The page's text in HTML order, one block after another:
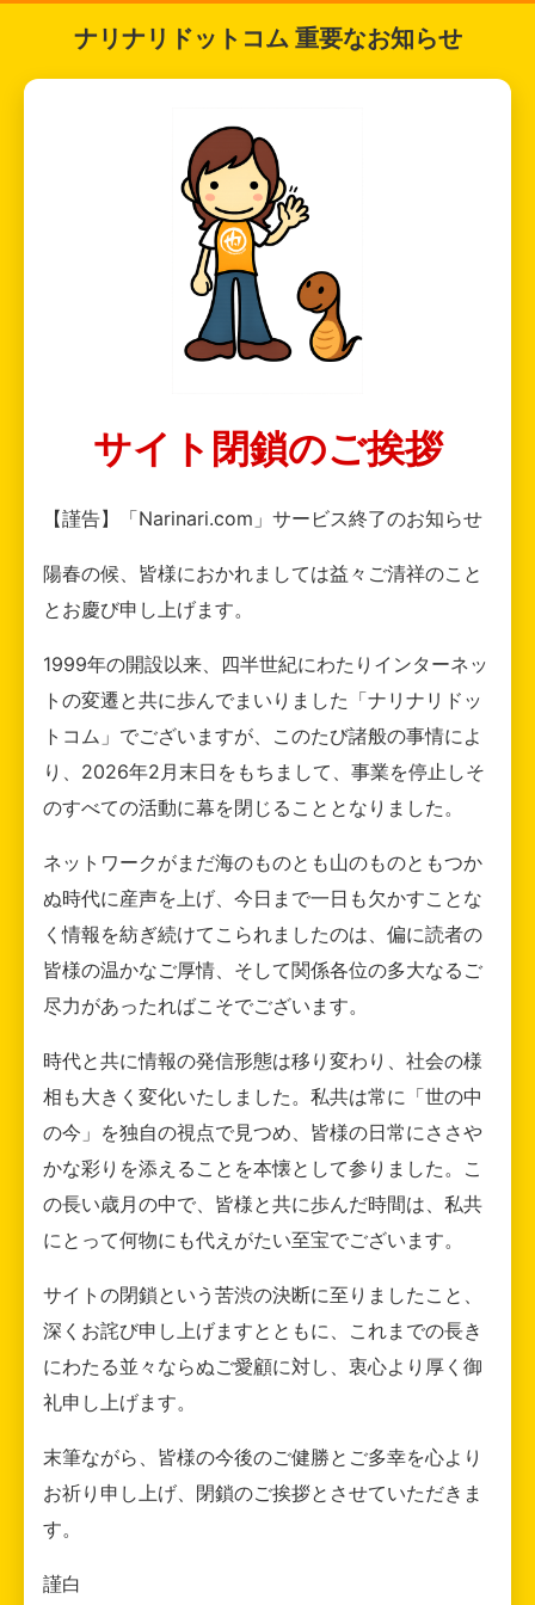
ナリナリドットコム 重要なお知らせ
サイト閉鎖のご挨拶
【謹告】「Narinari.com」サービス終了のお知らせ
陽春の候、皆様におかれましては益々ご清祥のこと
とお慶び申し上げます。
1999年の開設以来、四半世紀にわたりインターネッ
トの変遷と共に歩んでまいりました「ナリナリドッ
トコム」でございますが、このたび諸般の事情によ
り、2026年2月末日をもちまして、事業を停止しそ
のすべての活動に幕を閉じることとなりました。
ネットワークがまだ海のものとも山のものともつか
ぬ時代に産声を上げ、今日まで一日も欠かすことな
く情報を紡ぎ続けてこられましたのは、偏に読者の
皆様の温かなご厚情、そして関係各位の多大なるご
尽力があったればこそでございます。
時代と共に情報の発信形態は移り変わり、社会の様
相も大きく変化いたしました。私共は常に「世の中
の今」を独自の視点で見つめ、皆様の日常にささや
かな彩りを添えることを本懐として参りました。こ
の長い歳月の中で、皆様と共に歩んだ時間は、私共
にとって何物にも代えがたい至宝でございます。
サイトの閉鎖という苦渋の決断に至りましたこと、
深くお詫び申し上げますとともに、これまでの長き
にわたる並々ならぬご愛顧に対し、衷心より厚く御
礼申し上げます。
末筆ながら、皆様の今後のご健勝とご多幸を心より
お祈り申し上げ、閉鎖のご挨拶とさせていただきま
す。
謹白